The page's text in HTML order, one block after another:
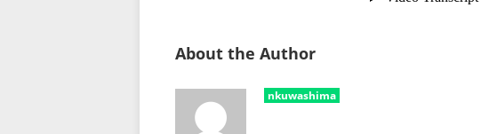
About the Author
nkuwashima